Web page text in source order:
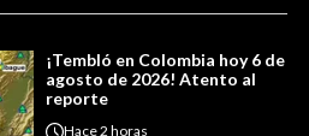
¡Tembló en Colombia hoy 6 de
agosto de 2026! Atento al
reporte
Hace2 horas